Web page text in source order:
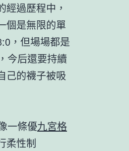
過歷程中，
個是無限的單
，但場場都是
今后還要持續
己的襪子被吸
一條優九宮格
柔性制